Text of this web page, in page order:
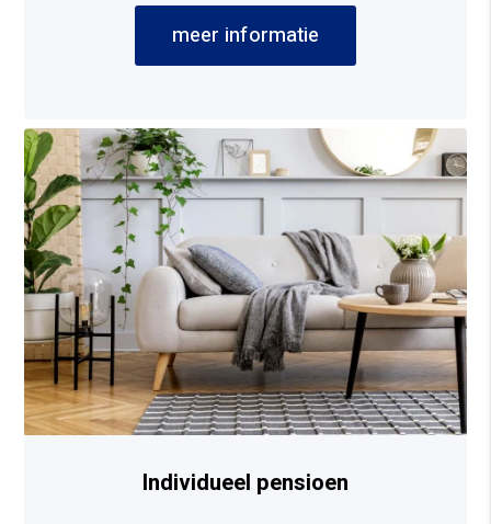
meer informatie
Individueel pensioen